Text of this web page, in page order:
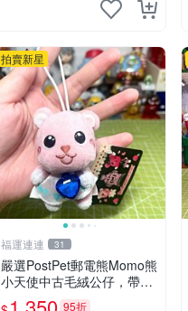
拍賣新星
福運連連 31
嚴選PostPet郵電熊Momo熊
小天使中古毛絨公仔，帶標
牌保存完好。絕版稀有少見
95折